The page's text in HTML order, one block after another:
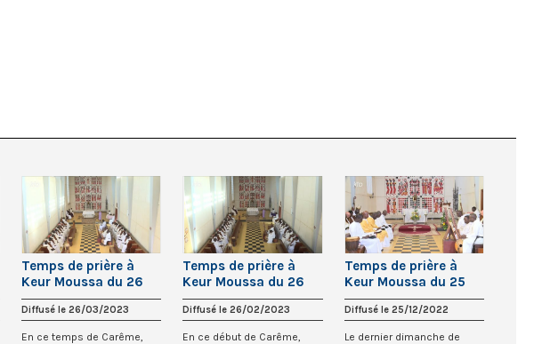
Temps de prière à
Keur Moussa du 26
mars 2023
Diffusé le 26/03/2023
En ce temps de Carême,
Temps de prière à
Keur Moussa du 26
février 2023
Diffusé le 26/02/2023
En ce début de Carême,
Temps de prière à
Keur Moussa du 25
décembre 2022
Diffusé le 25/12/2022
Le dernier dimanche de